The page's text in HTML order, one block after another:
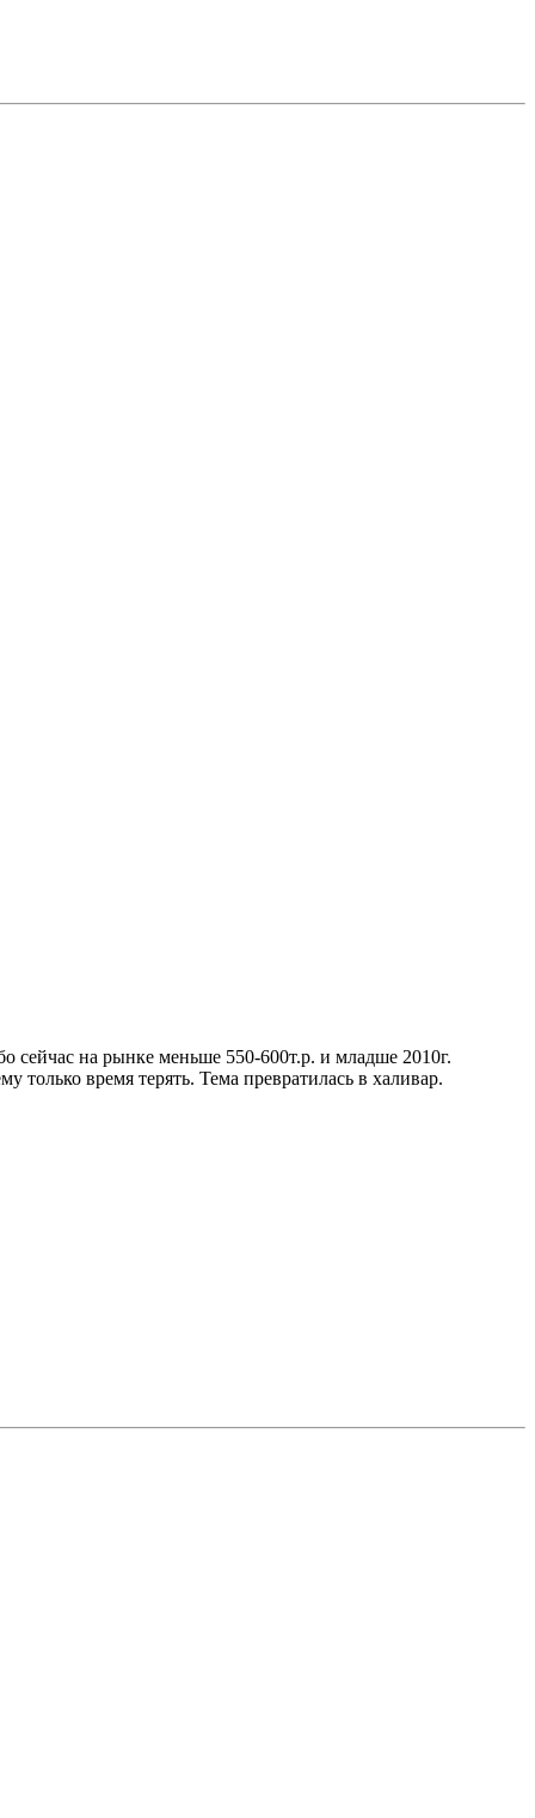
сейчас на рынке меньше 550-600т.р. и младше 2010г.
только время терять. Тема превратилась в халивар.